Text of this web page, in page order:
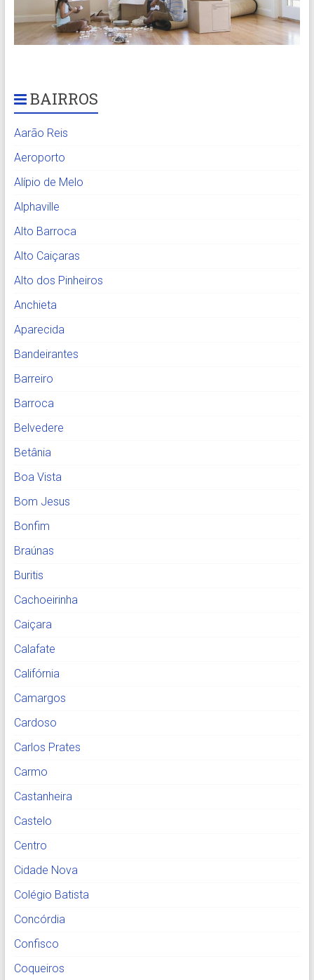
BAIRROS
Aarão Reis
Aeroporto
Alípio de Melo
Alphaville
Alto Barroca
Alto Caiçaras
Alto dos Pinheiros
Anchieta
Aparecida
Bandeirantes
Barreiro
Barroca
Belvedere
Betânia
Boa Vista
Bom Jesus
Bonfim
Braúnas
Buritis
Cachoeirinha
Caiçara
Calafate
Califórnia
Camargos
Cardoso
Carlos Prates
Carmo
Castanheira
Castelo
Centro
Cidade Nova
Colégio Batista
Concórdia
Confisco
Coqueiros